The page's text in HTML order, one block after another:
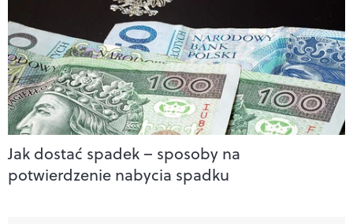
Jak dostać spadek – sposoby na
potwierdzenie nabycia spadku